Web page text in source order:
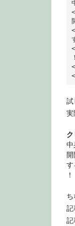
<
<
<
試
実
開
す